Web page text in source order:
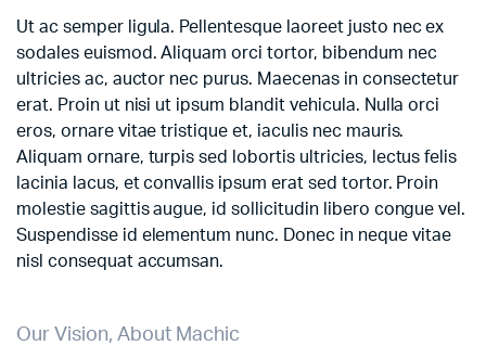
Ut ac semper ligula. Pellentesque laoreet justo nec ex
sodales euismod. Aliquam orci tortor, bibendum nec
ultricies ac, auctor nec purus. Maecenas in consectetur
erat. Proin ut nisi ut ipsum blandit vehicula. Nulla orci
eros, ornare vitae tristique et, iaculis nec mauris.
Aliquam ornare, turpis sed lobortis ultricies, lectus felis
lacinia lacus, et convallis ipsum erat sed tortor. Proin
molestie sagittis augue, id sollicitudin libero congue vel.
Suspendisse id elementum nunc. Donec in neque vitae
nisl consequat accumsan.
Our Vision, About Machic